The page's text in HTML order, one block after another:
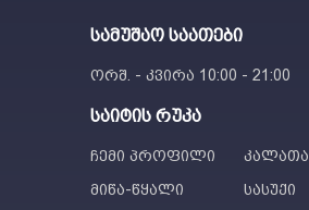
სამუშაო საათები
ორშ. - კვირა 10:00 - 21:00
საიტის რუკა
ჩემი პროფილი
კალათა
მიწა-წყალი
სასუქი